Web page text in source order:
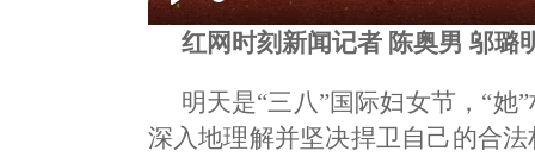
Play
红网时刻新闻记者 陈奥男 邬璐
明天是“三八”国际妇女节，“
深入地理解并坚决捍卫自己的合